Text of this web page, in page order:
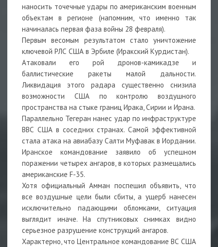
наносить точечные удары по американским военным
объектам в регионе (напомним, что именно так
начиналась первая фаза войны 28 февраля).
Первым весомым результатом стало уничтожение
ключевой РЛС США в Эрбиле (Иракский Курдистан).
Атаковали его рой дронов-камикадзе и
баллистические ракеты малой дальности.
Ликвидация этого радара существенно снизила
возможности США по контролю воздушного
пространства на стыке границ Ирака, Сирии и Ирана.
Параллельно Тегеран нанес удар по инфраструктуре
ВВС США в соседних странах. Самой эффективной
стала атака на авиабазу Салти Муфавак в Иордании.
Иранское командование заявило об успешном
поражении четырех ангаров, в которых размещались
американские F-35.
Хотя официальный Амман поспешил объявить, что
все воздушные цели были сбиты, а ущерб нанесен
исключительно падающими обломками, ситуация
выглядит иначе. На спутниковых снимках видно
серьезное разрушение конструкций ангаров.
Характерно, что Центральное командование ВС США